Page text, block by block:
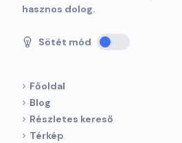
hasznos dolog.
Sötét mód
Főoldal
Blog
Részletes kereső
Térkép